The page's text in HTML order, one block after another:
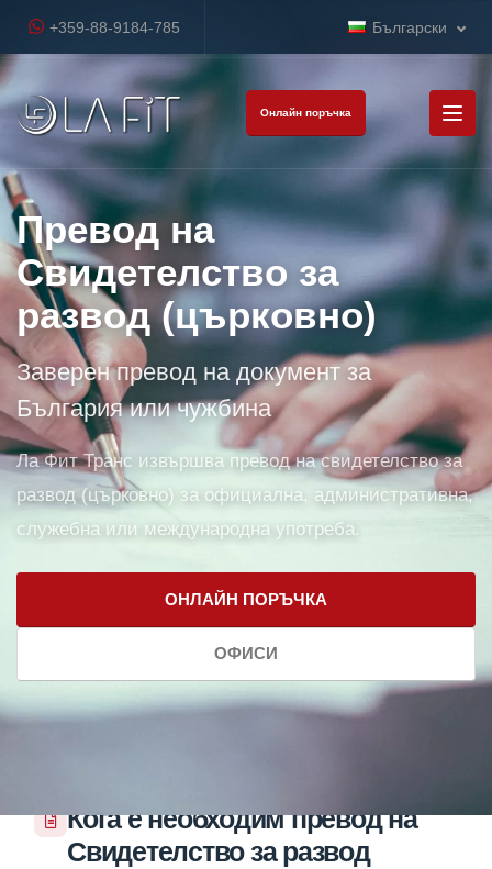
+359-88-9184-785 Български
Онлайн поръчка
Превод на
Свидетелство за
развод (църковно)
Заверен превод на документ за
България или чужбина
Ла Фит Транс извършва превод на свидетелство за
развод (църковно) за официална, административна,
служебна или международна употреба.
ОНЛАЙН ПОРЪЧКА
ОФИСИ
Кога е необходим превод на
Свидетелство за развод